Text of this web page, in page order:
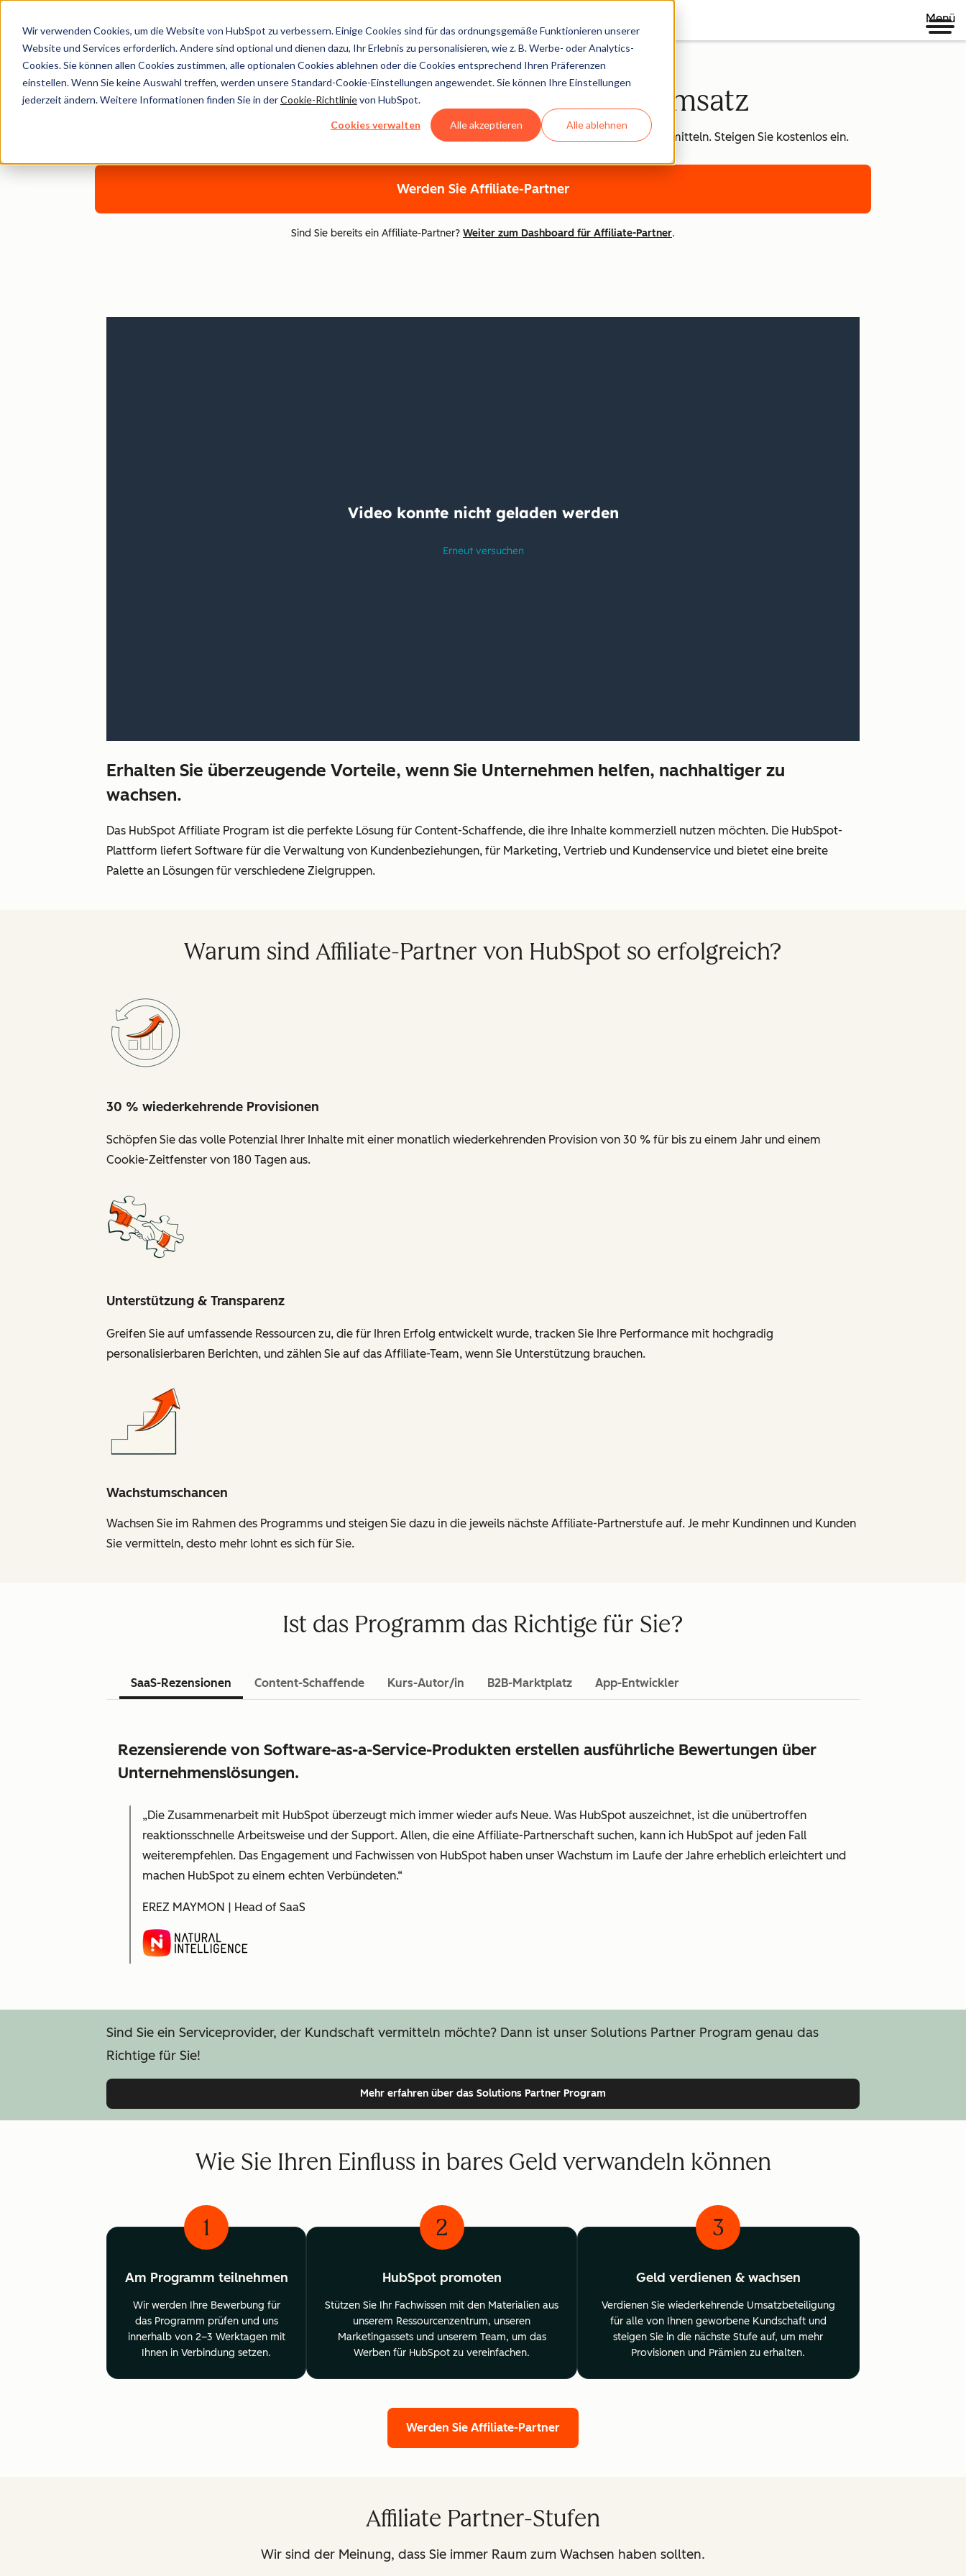
Wir verwenden Cookies, um die Website von HubSpot zu verbessern. Einige Cookies sind für das ordnungsgemäße Funktionieren unserer
Website und Services erforderlich. Andere sind optional und dienen dazu, Ihr Erlebnis zu personalisieren, wie z. B. Werbe- oder Analytics-
Cookies. Sie können allen Cookies zustimmen, alle optionalen Cookies ablehnen oder die Cookies entsprechend Ihren Präferenzen
einstellen. Wenn Sie keine Auswahl treffen, werden unsere Standard-Cookie-Einstellungen angewendet. Sie können Ihre Einstellungen
jederzeit ändern. Weitere Informationen finden Sie in derCookie-Richtlinievon HubSpot.
Cookies verwalten Alle akzeptieren Alle ablehnen
Menü
Verwandeln Sie Ihr Fachwissen in Umsatz
Verdienen Sie 30 % wiederkehrende Provision für jede Kundin und jeden Kunden, den Sie erfolgreich vermitteln. Steigen Sie kostenlos ein.
Werden Sie Affiliate-Partner
Sind Sie bereits ein Affiliate-Partner? Weiter zum Dashboard für Affiliate-Partner.
Erhalten Sie überzeugende Vorteile, wenn Sie Unternehmen helfen, nachhaltiger zu
wachsen.
Das HubSpot Affiliate Program ist die perfekte Lösung für Content-Schaffende, die ihre Inhalte kommerziell nutzen möchten. Die HubSpot-
Plattform liefert Software für die Verwaltung von Kundenbeziehungen, für Marketing, Vertrieb und Kundenservice und bietet eine breite
Palette an Lösungen für verschiedene Zielgruppen.
Warum sind Affiliate-Partner von HubSpot so erfolgreich?
30 % wiederkehrende Provisionen
Schöpfen Sie das volle Potenzial Ihrer Inhalte mit einer monatlich wiederkehrenden Provision von 30 % für bis zu einem Jahr und einem
Cookie-Zeitfenster von 180 Tagen aus.
Unterstützung & Transparenz
Greifen Sie auf umfassende Ressourcen zu, die für Ihren Erfolg entwickelt wurde, tracken Sie Ihre Performance mit hochgradig
personalisierbaren Berichten, und zählen Sie auf das Affiliate-Team, wenn Sie Unterstützung brauchen.
Wachstumschancen
Wachsen Sie im Rahmen des Programms und steigen Sie dazu in die jeweils nächste Affiliate-Partnerstufe auf. Je mehr Kundinnen und Kunden
Sie vermitteln, desto mehr lohnt es sich für Sie.
Ist das Programm das Richtige für Sie?
SaaS-Rezensionen Content-Schaffende Kurs-Autor/in B2B-Marktplatz App-Entwickler
Rezensierende von Software-as-a-Service-Produkten erstellen ausführliche Bewertungen über
Unternehmenslösungen.
„Die Zusammenarbeit mit HubSpot überzeugt mich immer wieder aufs Neue. Was HubSpot auszeichnet, ist die unübertroffen
reaktionsschnelle Arbeitsweise und der Support. Allen, die eine Affiliate-Partnerschaft suchen, kann ich HubSpot auf jeden Fall
weiterempfehlen. Das Engagement und Fachwissen von HubSpot haben unser Wachstum im Laufe der Jahre erheblich erleichtert und
machen HubSpot zu einem echten Verbündeten.“
EREZ MAYMON | Head of SaaS
Sind Sie ein Serviceprovider, der Kundschaft vermitteln möchte? Dann ist unser Solutions Partner Program genau das
Richtige für Sie!
Mehr erfahren über das Solutions Partner Program
Wie Sie Ihren Einfluss in bares Geld verwandeln können
1
Am Programm teilnehmen
Wir werden Ihre Bewerbung für
das Programm prüfen und uns
innerhalb von 2–3 Werktagen mit
Ihnen in Verbindung setzen.
2
HubSpot promoten
Stützen Sie Ihr Fachwissen mit den Materialien aus
unserem Ressourcenzentrum, unseren
Marketingassets und unserem Team, um das
Werben für HubSpot zu vereinfachen.
3
Geld verdienen & wachsen
Verdienen Sie wiederkehrende Umsatzbeteiligung
für alle von Ihnen geworbene Kundschaft und
steigen Sie in die nächste Stufe auf, um mehr
Provisionen und Prämien zu erhalten.
Werden Sie Affiliate-Partner
Affiliate Partner-Stufen
Wir sind der Meinung, dass Sie immer Raum zum Wachsen haben sollten.